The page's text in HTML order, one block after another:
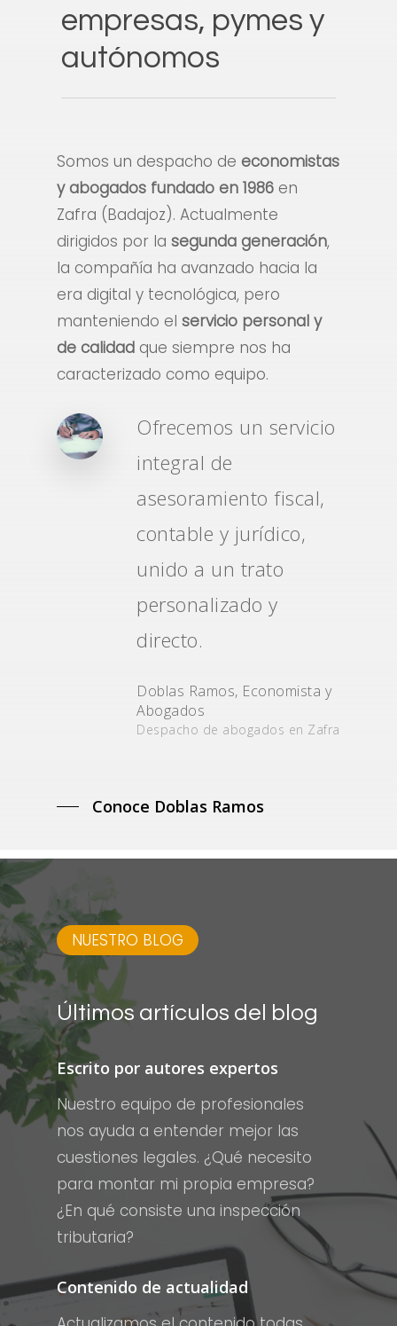
empresas, pymes y
autónomos
Somos un despacho de economistas
y abogados fundado en 1986 en
Zafra (Badajoz). Actualmente
dirigidos por lasegunda generación,
la compañía ha avanzado hacia la
era digital y tecnológica, pero
manteniendo elservicio personal y
de calidad que siempre nos ha
caracterizado como equipo.
Ofrecemos un servicio
integral de
asesoramiento fiscal,
contable y jurídico,
unido a un trato
personalizado y
directo.
Doblas Ramos, Economista y
Abogados
Despacho de abogados en Zafra
Conoce Doblas Ramos
NUESTRO BLOG
Últimos artículos del blog
Escrito por autores expertos
Nuestro equipo de profesionales
nos ayuda a entender mejor las
cuestiones legales. ¿Qué necesito
para montar mi propia empresa?
¿En qué consiste una inspección
tributaria?
Contenido de actualidad